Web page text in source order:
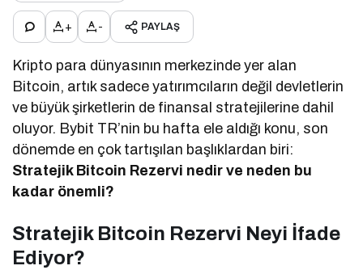
+ - PAYLAŞ
Kripto para dünyasının merkezinde yer alan
Bitcoin, artık sadece yatırımcıların değil devletlerin
ve büyük şirketlerin de finansal stratejilerine dahil
oluyor. Bybit TR’nin bu hafta ele aldığı konu, son
dönemde en çok tartışılan başlıklardan biri:
Stratejik Bitcoin Rezervi nedir ve neden bu
kadar önemli?
Stratejik Bitcoin Rezervi Neyi İfade
Ediyor?